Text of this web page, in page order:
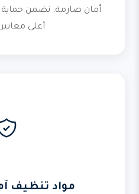
أمان صارمة. نضمن
أعلى
مواد تنظيف